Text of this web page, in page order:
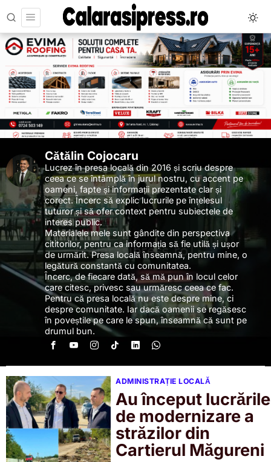
Cătălin Cojocaru
Lucrez în presa locală din 2016 și scriu despre
ceea ce se întâmplă în jurul nostru, cu accent pe
oameni, fapte și informații prezentate clar și
corect. Încerc să explic lucrurile pe înțelesul
tuturor și să ofer context pentru subiectele de
interes public.
Materialele mele sunt gândite din perspectiva
cititorilor, pentru ca informația să fie utilă și ușor
de urmărit. Presa locală înseamnă, pentru mine, o
legătură constantă cu comunitatea.
Încerc, de fiecare dată, să mă pun în locul celor
care citesc, privesc sau urmăresc ceea ce fac.
Pentru că presa locală nu este despre mine, ci
despre comunitate. Iar dacă oamenii se regăsesc
în poveștile pe care le spun, înseamnă că sunt pe
drumul bun.
ADMINISTRAȚIE LOCALĂ
Au început lucrările
de modernizare a
străzilor din
Cartierul Măgureni